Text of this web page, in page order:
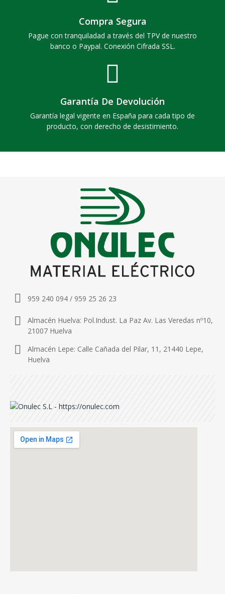
Compra Segura
Pague con tranquiladad a través del TPV de nuestro
banco o Paypal. Conexión Cifrada SSL.
Garantía De Devolución
Garantía legal vigente en España para cada tipo de
producto, con derecho de desistimiento.
959 240 094 / 959 25 26 23
Almacén Huelva: Pol.Indust. La Paz Av. Las Veredas nº10,
21007 Huelva
Almacén Lepe: Calle Cañada del Pilar, 11, 21440 Lepe,
Huelva